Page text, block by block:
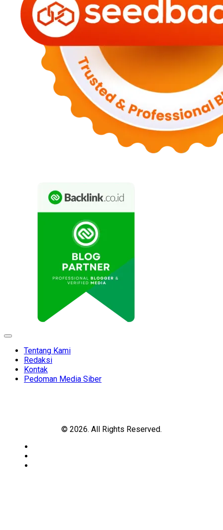
Expand
Tentang Kami
Redaksi
Kontak
Pedoman Media Siber
© 2026. All Rights Reserved.